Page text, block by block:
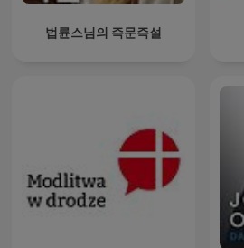
법륜스님의 즉문즉설